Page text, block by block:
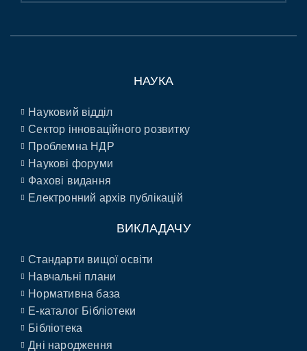
НАУКА
Науковий відділ
Сектор інноваційного розвитку
Проблемна НДР
Наукові форуми
Фахові видання
Електронний архів публікацій
ВИКЛАДАЧУ
Стандарти вищої освіти
Навчальні плани
Нормативна база
E-каталог Бібліотеки
Бібліотека
Дні народження